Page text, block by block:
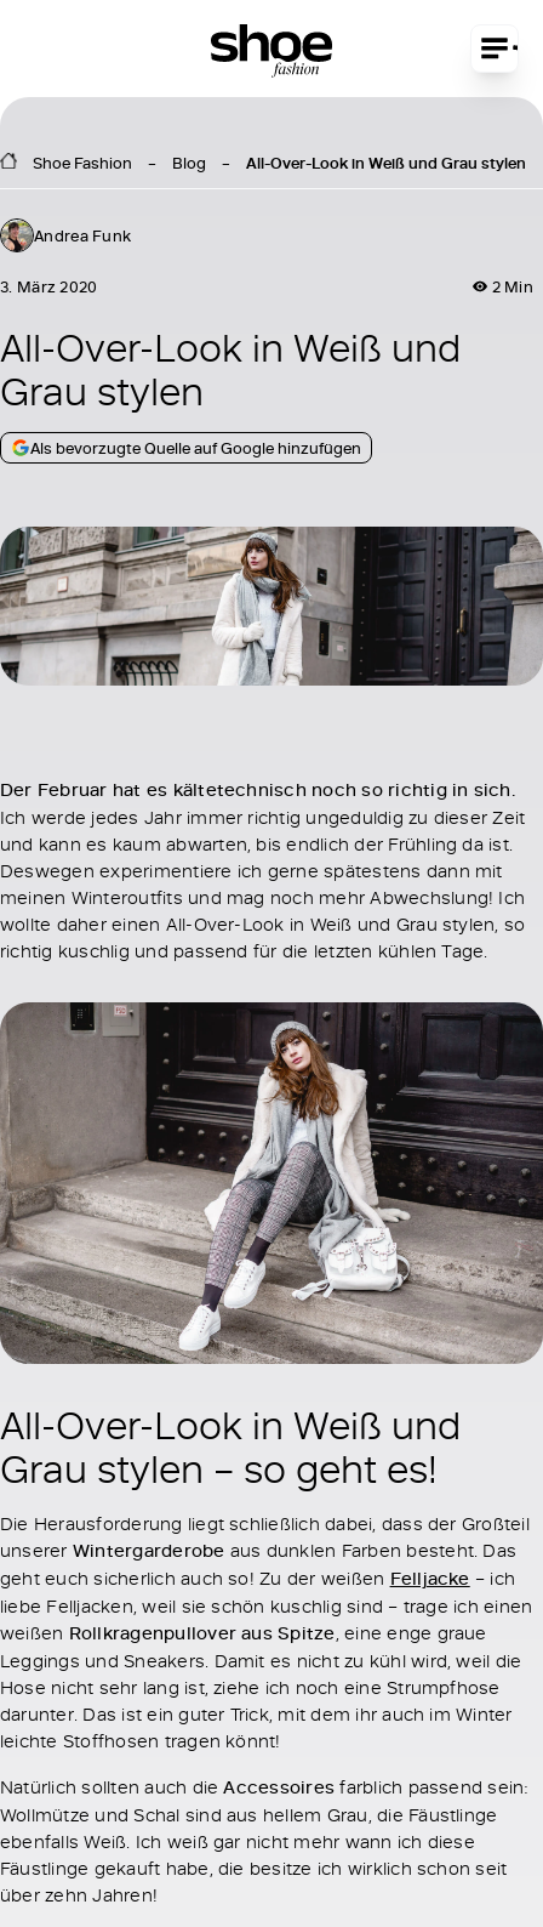
Shoe Fashion Blog All-Over-Look in Weiß und Grau stylen
Andrea Funk
2 Min
3. März 2020
All-Over-Look in Weiß und
Grau stylen
Als bevorzugte Quelle auf Google hinzufügen
Der Februar hat es kältetechnisch noch so richtig in sich.
Ich werde jedes Jahr immer richtig ungeduldig zu dieser Zeit
und kann es kaum abwarten, bis endlich der Frühling da ist.
Deswegen experimentiere ich gerne spätestens dann mit
meinen Winteroutfits und mag noch mehr Abwechslung! Ich
wollte daher einen All-Over-Look in Weiß und Grau stylen, so
richtig kuschlig und passend für die letzten kühlen Tage.
All-Over-Look in Weiß und
Grau stylen – so geht es!
Die Herausforderung liegt schließlich dabei, dass der Großteil
unserer Wintergarderobe aus dunklen Farben besteht. Das
geht euch sicherlich auch so! Zu der weißen Felljacke – ich
liebe Felljacken, weil sie schön kuschlig sind – trage ich einen
weißen Rollkragenpullover aus Spitze, eine enge graue
Leggings und Sneakers. Damit es nicht zu kühl wird, weil die
Hose nicht sehr lang ist, ziehe ich noch eine Strumpfhose
darunter. Das ist ein guter Trick, mit dem ihr auch im Winter
leichte Stoffhosen tragen könnt!
Natürlich sollten auch dieAccessoires farblich passend sein:
Wollmütze und Schal sind aus hellem Grau, die Fäustlinge
ebenfalls Weiß. Ich weiß gar nicht mehr wann ich diese
Fäustlinge gekauft habe, die besitze ich wirklich schon seit
über zehn Jahren!